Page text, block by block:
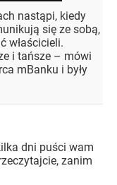
nastąpi, kiedy
się ze sobą,
właścicieli.
i tańsze – mówi
mBanku i były
dni puści wam
zanim